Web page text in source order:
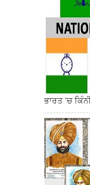
ਭਾਰਤ 'ਚ